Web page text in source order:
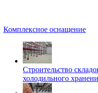
Комплексное оснащение
Строительство
холодильного